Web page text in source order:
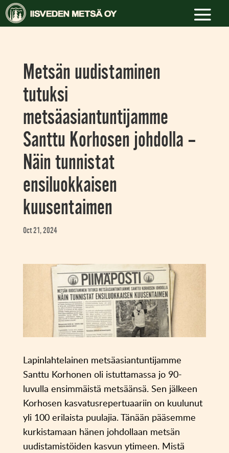
Metsän uudistaminen
tutuksi
metsäasiantuntijamme
Santtu Korhosen johdolla –
Näin tunnistat
ensiluokkaisen
kuusentaimen
Oct 21, 2024
Lapinlahtelainen metsäasiantuntijamme
Santtu Korhonen oli istuttamassa jo 90-
luvulla ensimmäistä metsäänsä. Sen jälkeen
Korhosen kasvatusrepertuaariin on kuulunut
yli 100 erilaista puulajia. Tänään pääsemme
kurkistamaan hänen johdollaan metsän
uudistamistöiden kasvun ytimeen. Mistä